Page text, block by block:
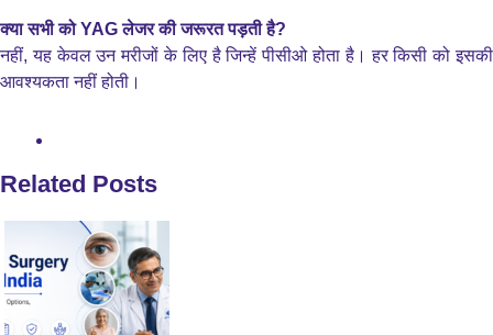
क्या सभी को YAG लेजर की जरूरत पड़ती है?
नहीं, यह केवल उन मरीजों के लिए है जिन्हें पीसीओ होता है। हर किसी को इसकी
आवश्यकता नहीं होती।
Related Posts